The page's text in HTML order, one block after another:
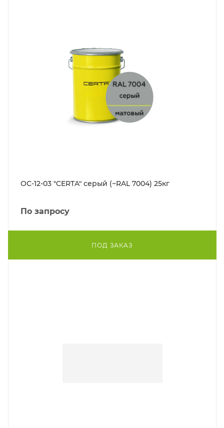
ОС-12-03 "CERTA" серый (~RAL 7004) 25кг
По запросу
ПОД ЗАКАЗ